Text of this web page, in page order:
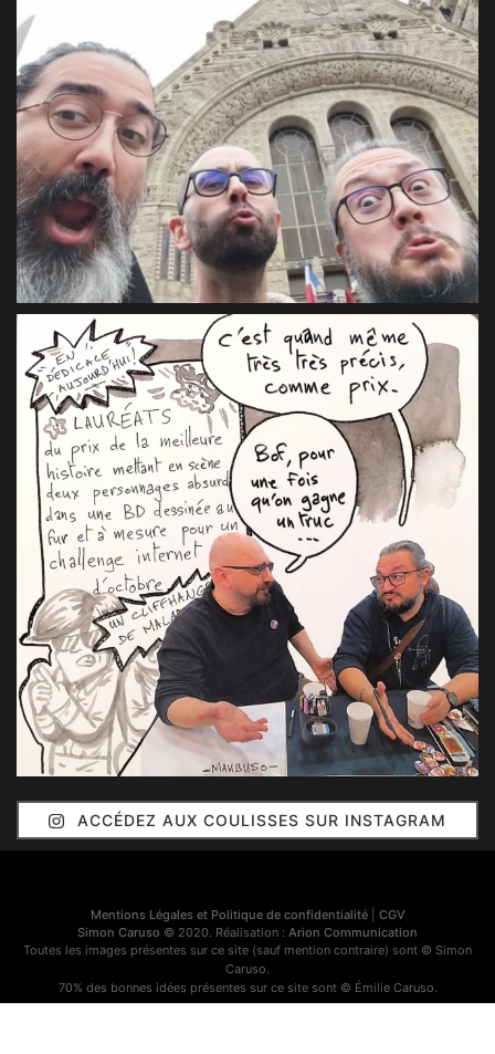
ACCÉDEZ AUX COULISSES SUR INSTAGRAM
Mentions Légales et Politique de confidentialité| CGV
Simon Caruso © 2020. Réalisation : Arion Communication
Toutes les images présentes sur ce site (sauf mention contraire) sont © Simon
Caruso.
70% des bonnes idées présentes sur ce site sont © Émilie Caruso.